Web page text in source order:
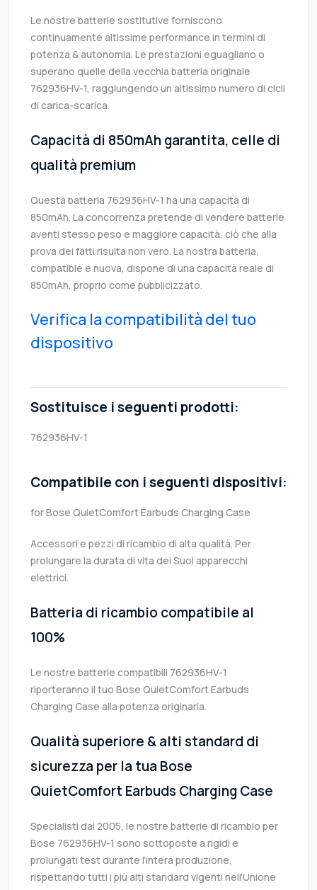
Le nostre batterie sostitutive forniscono
continuamente altissime performance in termini di
potenza & autonomia. Le prestazioni eguagliano o
superano quelle della vecchia batteria originale
762936HV-1, raggiungendo un altissimo numero di cicli
di carica-scarica.
Capacità di 850mAh garantita, celle di
qualità premium
Questa batteria 762936HV-1 ha una capacità di
850mAh. La concorrenza pretende di vendere batterie
aventi stesso peso e maggiore capacità, ciò che alla
prova dei fatti risulta non vero. La nostra batteria,
compatible e nuova, dispone di una capacità reale di
850mAh, proprio come pubblicizzato.
Verifica la compatibilità del tuo
dispositivo
Sostituisce i seguenti prodotti:
762936HV-1
Compatibile con i seguenti dispositivi:
for Bose QuietComfort Earbuds Charging Case
Accessori e pezzi di ricambio di alta qualità. Per
prolungare la durata di vita dei Suoi apparecchi
elettrici.
Batteria di ricambio compatibile al
100%
Le nostre batterie compatibili 762936HV-1
riporteranno il tuo Bose QuietComfort Earbuds
Charging Case alla potenza originaria.
Qualità superiore & alti standard di
sicurezza per la tua Bose
QuietComfort Earbuds Charging Case
Specialisti dal 2005, le nostre batterie di ricambio per
Bose 762936HV-1 sono sottoposte a rigidi e
prolungati test durante l’intera produzione,
rispettando tutti i più alti standard vigenti nell’Unione